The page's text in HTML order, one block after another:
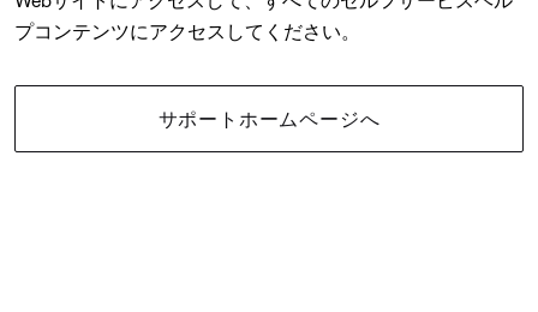
プコンテンツにアクセスしてください。
サポートホームページへ